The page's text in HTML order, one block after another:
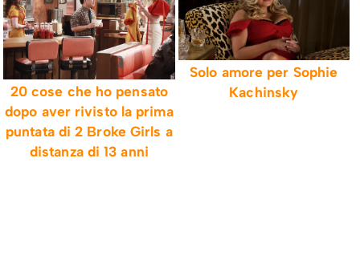
20 cose che ho pensato
dopo aver rivisto la prima
puntata di 2 Broke Girls a
distanza di 13 anni
Solo amore per Sophie
Kachinsky